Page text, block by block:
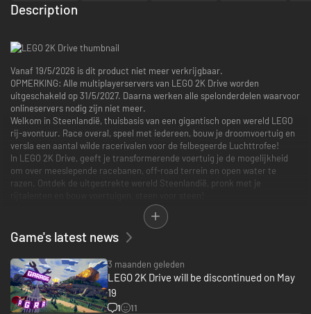
Description
Vanaf 19/5/2026 is dit product niet meer verkrijgbaar.
OPMERKING: Alle multiplayerservers van LEGO 2K Drive worden
uitgeschakeld op 31/5/2027. Daarna werken alle spelonderdelen waarvoor
onlineservers nodig zijn niet meer.
Welkom in Steenlandië, thuisbasis van een gigantisch open wereld LEGO
rij-avontuur. Race overal, speel met iedereen, bouw je droomvoertuig en
versla een aantal wilde racerivalen voor de felbegeerde Luchttrofee!
In LEGO 2K Drive, geeft je transformerende voertuig je de mogelijkheid
om over meeslepende racebanen, off-road terrein en open water te
razen. Ontdek de uitgestrekte wereld Steenlandië, pronk met je
DE ULTIEME LEGO RIJERVARING
Ga achter het stuur zitten en bereid je voor om uitgebreid de open wereld
te ontdekken en mee te doen aan bloedstollende races! Speel de
spannende Verhaalmodus, duik in een single race of Cup Series toernooi
en ga helemaal los in chaotische minigames. Krijg driften, boosten en het
gebruik van power-ups onder de knie om tegenstanders te verslaan!
Game's latest news
3 maanden geleden
LEGO 2K Drive will be discontinued on May
19
1
11